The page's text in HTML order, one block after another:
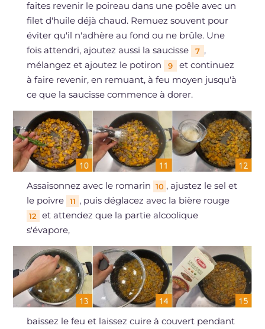
faites revenir le poireau dans une poêle avec un
filet d'huile déjà chaud. Remuez souvent pour
éviter qu'il n'adhère au fond ou ne brûle. Une
fois attendri, ajoutez aussi la saucisse
7 ,
mélangez et ajoutez le potiron
9
et continuez
à faire revenir, en remuant, à feu moyen jusqu'à
ce que la saucisse commence à dorer.
Assaisonnez avec le romarin 10 , ajustez le sel et
le poivre
11 , puis déglacez avec la bière rouge
12
et attendez que la partie alcoolique
s'évapore,
baissez le feu et laissez cuire à couvert pendant